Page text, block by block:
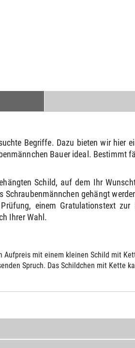
Begriffe. Dazu bieten wir hier
Bauer ideal. Bestimmt
Schild, auf dem Ihr
gehängt
einem Gratulationstext
Ihrer Wahl.
Aufpreis mit einem kleinen Schild mit
Spruch. Das Schildchen mit Kette